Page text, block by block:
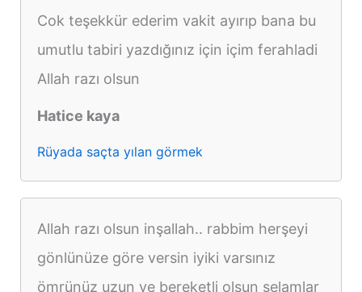
Cok teşekkür ederim vakit ayırıp bana bu
umutlu tabiri yazdığınız için içim ferahladi
Allah razı olsun
Hatice kaya
Rüyada saçta yılan görmek
Allah razı olsun inşallah.. rabbim herşeyi
gönlünüze göre versin iyiki varsınız
ömrünüz uzun ve bereketli olsun selamlar